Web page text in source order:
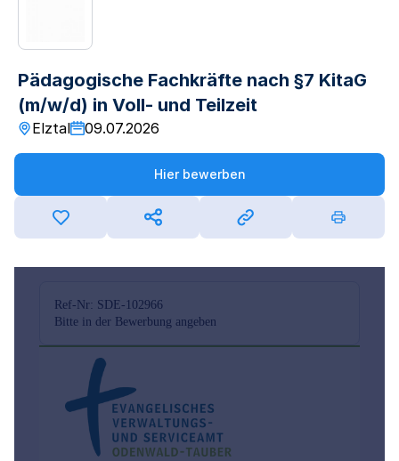
Pädagogische Fachkräfte nach §7 KitaG
(m/w/d) in Voll- und Teilzeit
Elztal 09.07.2026
Hier bewerben